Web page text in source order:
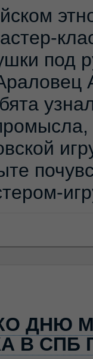
под
ДНЮ
В СПБ